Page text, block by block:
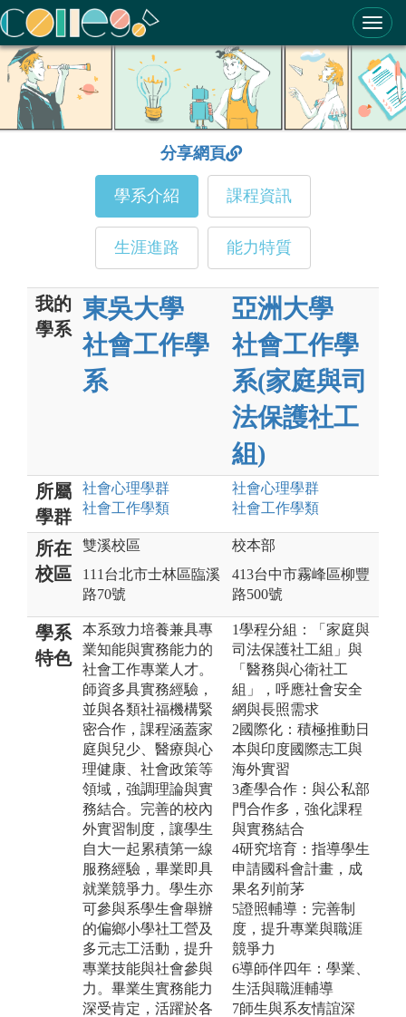
ColleGo! 大學選才與高中育才輔助系統
分享網頁
學系介紹 課程資訊
生涯進路 能力特質
我的
學系
東吳大學
社會工作學
系
亞洲大學
社會工作學
系(家庭與司
法保護社工
組)
所屬
學群
社會心理學群
社會工作學類
社會心理學群
社會工作學類
所在
校區
雙溪校區
111台北市士林區臨溪
路70號
校本部
413台中市霧峰區柳豐
路500號
學系
特色
本系致力培養兼具專
業知能與實務能力的
社會工作專業人才。
師資多具實務經驗，
並與各類社福機構緊
密合作，課程涵蓋家
庭與兒少、醫療與心
理健康、社會政策等
領域，強調理論與實
務結合。完善的校內
外實習制度，讓學生
自大一起累積第一線
服務經驗，畢業即具
就業競爭力。學生亦
可參與系學生會舉辦
的偏鄉小學社工營及
多元志工活動，提升
專業技能與社會參與
力。畢業生實務能力
深受肯定，活躍於各
1學程分組：「家庭與
司法保護社工組」與
「醫務與心衛社工
組」，呼應社會安全
網與長照需求
2國際化：積極推動日
本與印度國際志工與
海外實習
3產學合作：與公私部
門合作多，強化課程
與實務結合
4研究培育：指導學生
申請國科會計畫，成
果名列前茅
5證照輔導：完善制
度，提升專業與職涯
競爭力
6導師伴四年：學業、
生活與職涯輔導
7師生與系友情誼深